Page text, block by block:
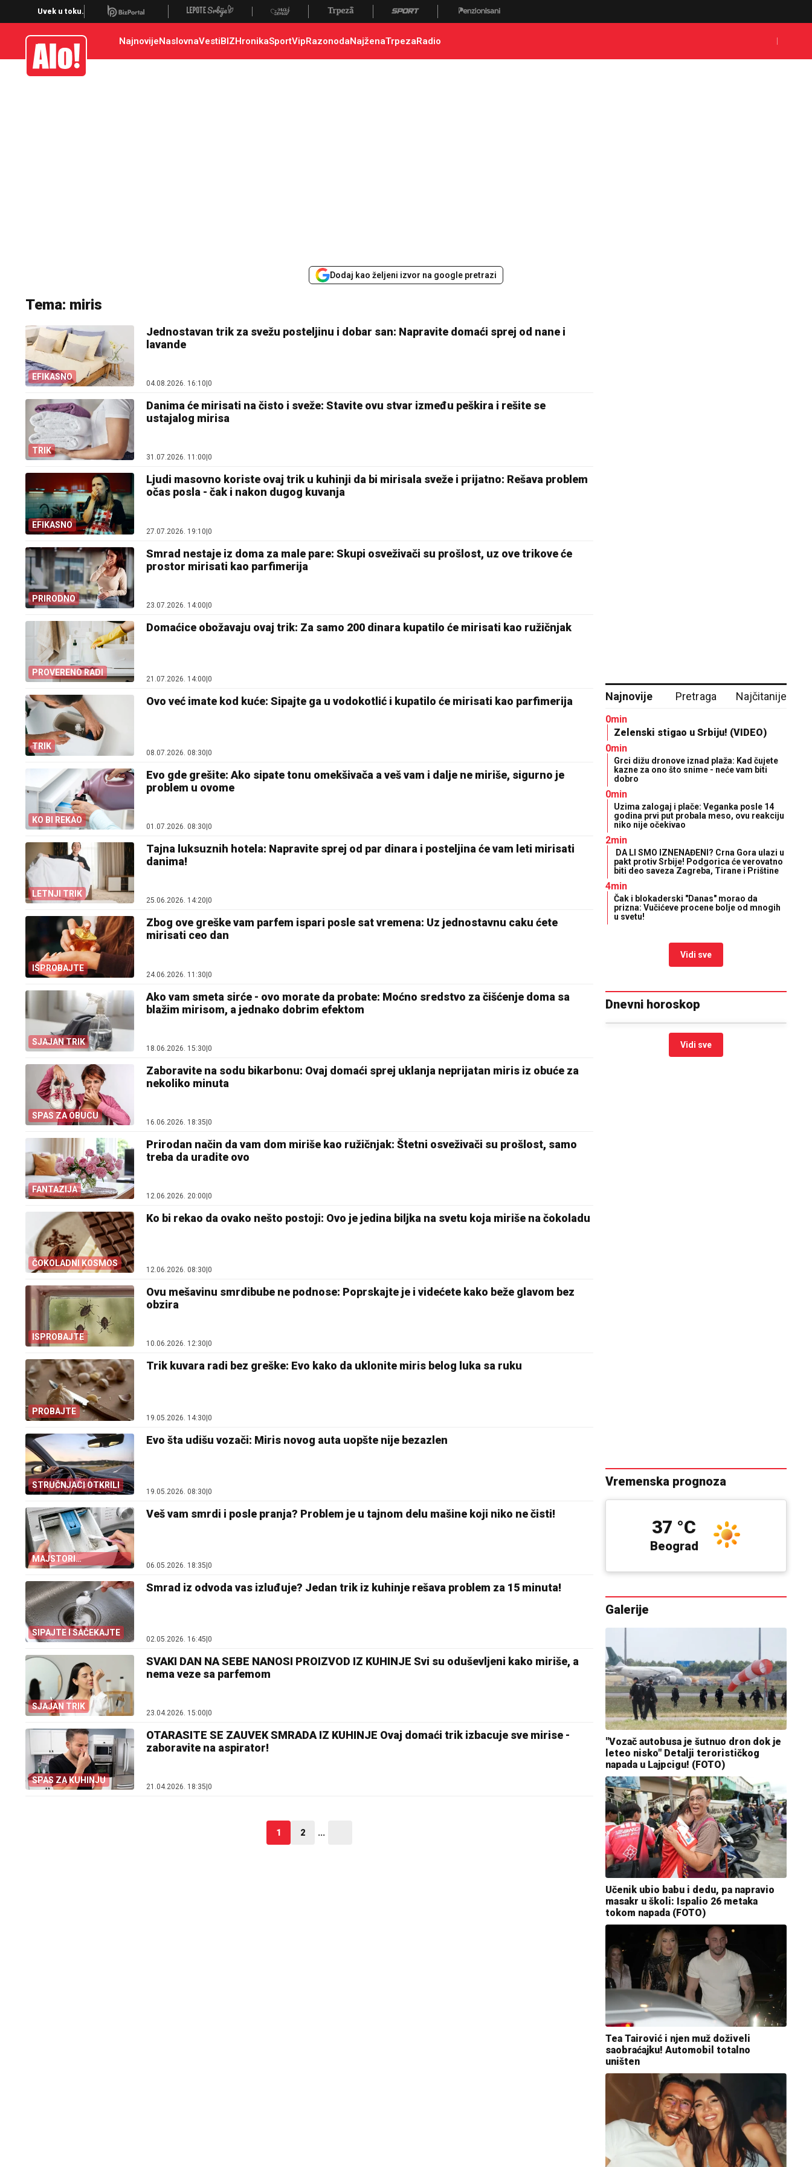
Uvek u toku.
Alo NajnovijeNaslovnaVestiBIZHronikaSportVipRazonodaNajženaTrpezaRadio
Dodaj kao željeni izvor na google pretrazi
Tema: miris
EFIKASNO
Jednostavan trik za svežu posteljinu i dobar san: Napravite domaći sprej od nane i
lavande
04.08.2026. 16:10 0
TRIK
Danima će mirisati na čisto i sveže: Stavite ovu stvar između peškira i rešite se
ustajalog mirisa
31.07.2026. 11:00 0
EFIKASNO
Ljudi masovno koriste ovaj trik u kuhinji da bi mirisala sveže i prijatno: Rešava problem
očas posla - čak i nakon dugog kuvanja
27.07.2026. 19:10|0
PRIRODNO
Smrad nestaje iz doma za male pare: Skupi osveživači su prošlost, uz ove trikove će
prostor mirisati kao parfimerija
23.07.2026. 14:00|0
PROVERENO RADI
Domaćice obožavaju ovaj trik: Za samo 200 dinara kupatilo će mirisati kao ružičnjak
21.07.2026. 14:00|0
TRIK
Ovo već imate kod kuće: Sipajte ga u vodokotlić i kupatilo će mirisati kao parfimerija
08.07.2026. 08:30 0
KO BI REKAO
Evo gde grešite: Ako sipate tonu omekšivača a veš vam i dalje ne miriše, sigurno je
problem u ovome
01.07.2026. 08:30 0
LETNJI TRIK
Tajna luksuznih hotela: Napravite sprej od par dinara i posteljina će vam leti mirisati
danima!
25.06.2026. 14:20 0
ISPROBAJTE
Zbog ove greške vam parfem ispari posle sat vremena: Uz jednostavnu caku ćete
mirisati ceo dan
24.06.2026. 11:30|0
SJAJAN TRIK
Ako vam smeta sirće - ovo morate da probate: Moćno sredstvo za čišćenje doma sa
blažim mirisom, a jednako dobrim efektom
18.06.2026. 15:30|0
SPAS ZA OBUCU
Zaboravite na sodu bikarbonu: Ovaj domaći sprej uklanja neprijatan miris iz obuće za
nekoliko minuta
16.06.2026. 18:35|0
FANTAZIJA
Prirodan način da vam dom miriše kao ružičnjak: Štetni osveživači su prošlost, samo
treba da uradite ovo
12.06.2026. 20:00 0
ČOKOLADNI KOSMOS
Ko bi rekao da ovako nešto postoji: Ovo je jedina biljka na svetu koja miriše na čokoladu
12.06.2026. 08:30 0
ISPROBAJTE
Ovu mešavinu smrdibube ne podnose: Poprskajte je i videćete kako beže glavom bez
obzira
10.06.2026. 12:30 0
PROBAJTE
Trik kuvara radi bez greške: Evo kako da uklonite miris belog luka sa ruku
19.05.2026. 14:30|0
STRUČNJACI OTKRILI
Evo šta udišu vozači: Miris novog auta uopšte nije bezazlen
19.05.2026. 08:30|0
MAJSTORI
UPOZORAVAJU
Veš vam smrdi i posle pranja? Problem je u tajnom delu mašine koji niko ne čisti!
06.05.2026. 18:35 0
SIPAJTE I SAČEKAJTE
Smrad iz odvoda vas izluđuje? Jedan trik iz kuhinje rešava problem za 15 minuta!
02.05.2026. 16:45 0
SJAJAN TRIK
SVAKI DAN NA SEBE NANOSI PROIZVOD IZ KUHINJE Svi su oduševljeni kako miriše, a
nema veze sa parfemom
23.04.2026. 15:00 0
SPAS ZA KUHINJU
OTARASITE SE ZAUVEK SMRADA IZ KUHINJE Ovaj domaći trik izbacuje sve mirise -
zaboravite na aspirator!
21.04.2026. 18:35 0
1 2 ...
Najnovije Pretraga Najčitanije
0min
Zelenski stigao u Srbiju! (VIDEO)
0min
Grci dižu dronove iznad plaža: Kad čujete
kazne za ono što snime - neće vam biti
dobro
0min
Uzima zalogaj i plače: Veganka posle 14
godina prvi put probala meso, ovu reakciju
niko nije očekivao
2min
DA LI SMO IZNENAĐENI? Crna Gora ulazi u
pakt protiv Srbije! Podgorica će verovatno
biti deo saveza Zagreba, Tirane i Prištine
4min
Čak i blokaderski "Danas" morao da
prizna: Vučićeve procene bolje od mnogih
u svetu!
Vidi sve
Dnevni horoskop
Vidi sve
Vremenska prognoza
26 °C
Beograd
37 °C
Galerije
"Vozač autobusa je šutnuo dron dok je
leteo nisko" Detalji terorističkog
napada u Lajpcigu! (FOTO)
Učenik ubio babu i dedu, pa napravio
masakr u školi: Ispalio 26 metaka
tokom napada (FOTO)
Tea Tairović i njen muž doživeli
saobraćajku! Automobil totalno
uništen